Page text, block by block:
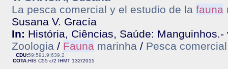
La pesca comercial y el estudio de la fauna
Susana V. Gracía
In: História, Ciências, Saúde:
Zoologia / Fauna marinha / Pesca comercial
CDU:59:591.9:639.2
COTA:HIS C55 c/2 IHMT 132/2015